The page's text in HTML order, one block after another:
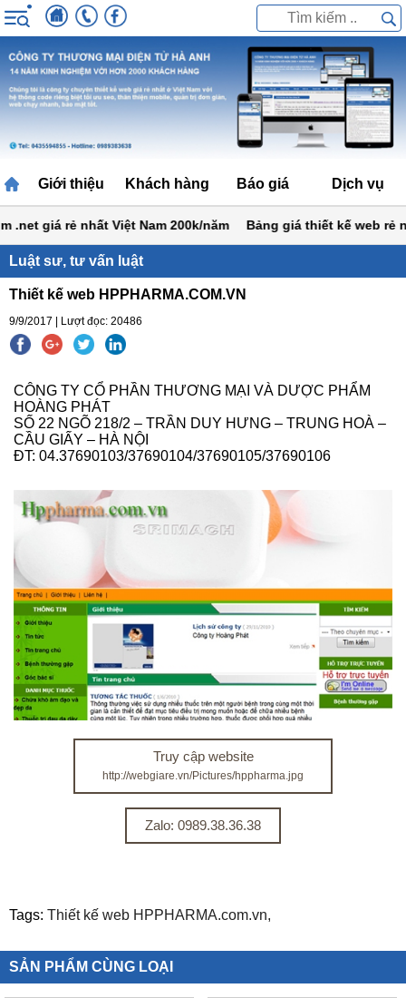
Giới thiệu Khách hàng Báo giá Dịch vụ
giá rẻ nhất Việt Nam 200k/năm Bảng giá thiết kế web rẻ
Luật sư, tư vấn luật
Thiết kế web HPPHARMA.COM.VN
9/9/2017 | Lượt đọc: 20486
CÔNG TY CỔ PHẦN THƯƠNG MẠI VÀ DƯỢC PHẨM
HOÀNG PHÁT
SỐ 22 NGÕ 218/2 – TRẦN DUY HƯNG – TRUNG HOÀ –
CẦU GIẤY – HÀ NỘI
ĐT: 04.37690103/37690104/37690105/37690106
Truy cập website
http://webgiare.vn/Pictures/hppharma.jpg
Zalo: 0989.38.36.38
Tags: Thiết kế web HPPHARMA.com.vn,
SẢN PHẨM CÙNG LOẠI